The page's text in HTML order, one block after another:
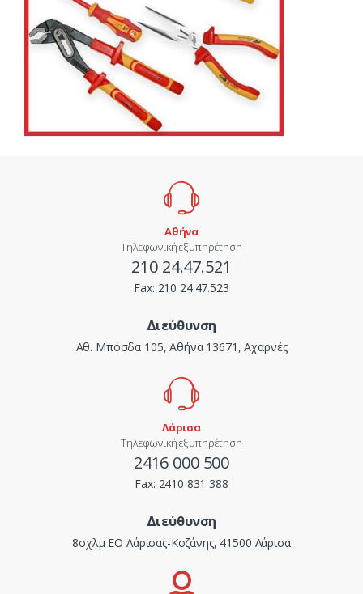
Αθήνα
Τηλεφωνική εξυπηρέτηση
210 24.47.521
Fax: 210 24.47.523
Διεύθυνση
Αθ. Μπόσδα 105, Αθήνα 13671, Αχαρνές
Λάρισα
Τηλεφωνική εξυπηρέτηση
2416 000 500
Fax: 2410 831 388
Διεύθυνση
8οχλμ ΕΟ Λάρισας-Κοζάνης, 41500 Λάρισα